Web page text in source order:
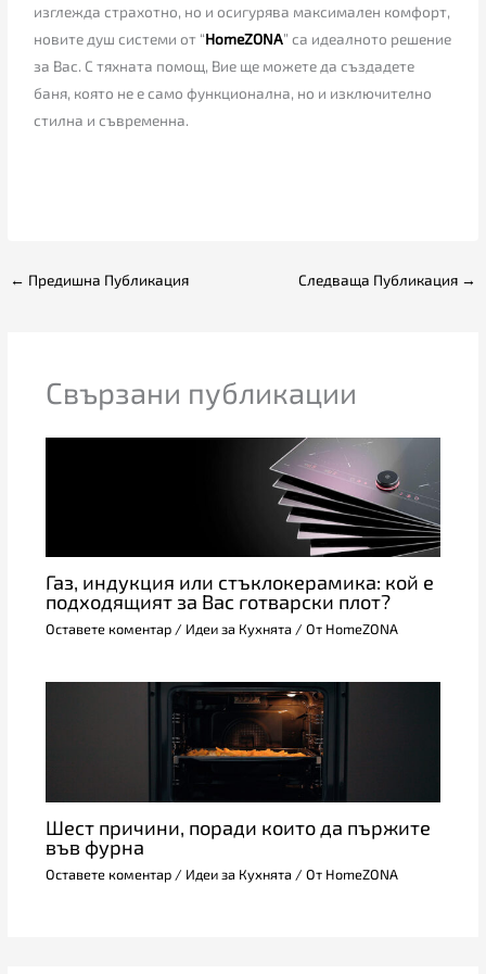
изглежда страхотно, но и осигурява максимален комфорт,
новите душ системи от “HomeZONA” са идеалното решение
за Вас. С тяхната помощ, Вие ще можете да създадете
баня, която не е само функционална, но и изключително
стилна и съвременна.
← Предишна Публикация Следваща Публикация →
Свързани публикации
Газ, индукция или стъклокерамика: кой е
подходящият за Вас готварски плот?
Оставете коментар / Идеи за Кухнята / От HomeZONA
Шест причини, поради които да пържите
във фурна
Оставете коментар / Идеи за Кухнята / От HomeZONA